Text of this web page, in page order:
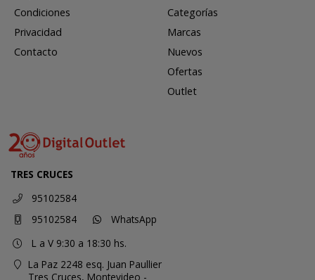
Condiciones
Privacidad
Contacto
Categorías
Marcas
Nuevos
Ofertas
Outlet
TRES CRUCES
95102584
95102584
WhatsApp
L a V 9:30 a 18:30 hs.
La Paz 2248 esq. Juan Paullier
Tres Cruces, Montevideo -